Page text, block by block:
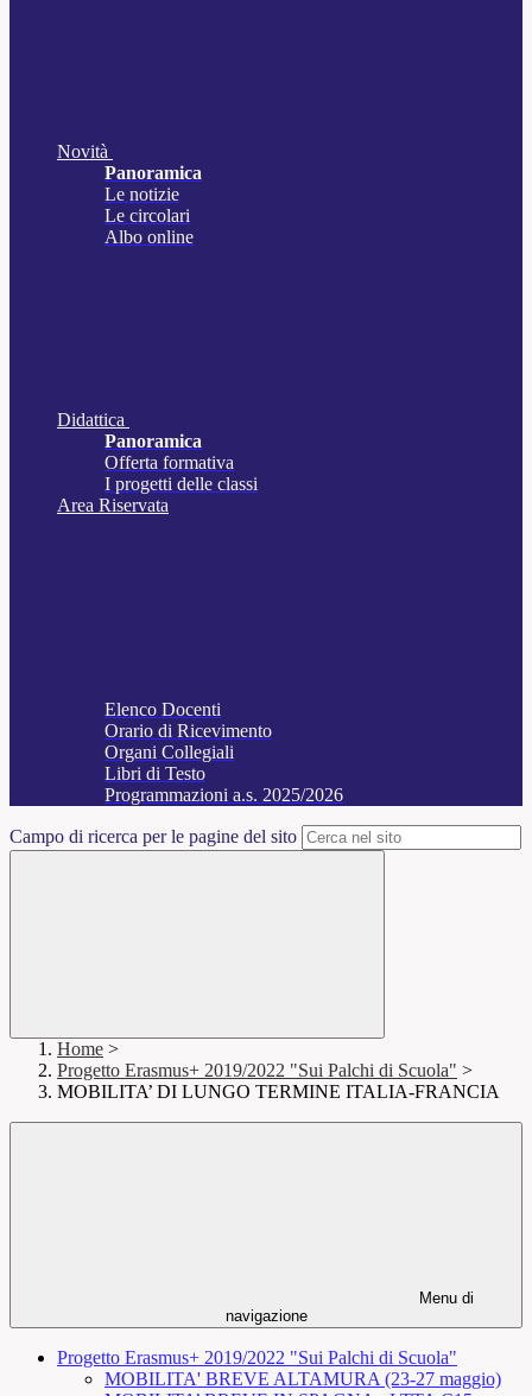
Novità
Panoramica
Le notizie
Le circolari
Albo online
Didattica
Panoramica
Offerta formativa
I progetti delle classi
Area Riservata
Elenco Docenti
Orario di Ricevimento
Organi Collegiali
Libri di Testo
Programmazioni a.s. 2025/2026
Campo di ricerca per le pagine del sito
Home >
Progetto Erasmus+ 2019/2022 "Sui Palchi di Scuola" >
MOBILITA’ DI LUNGO TERMINE ITALIA-FRANCIA
Menu di
navigazione
Progetto Erasmus+ 2019/2022 "Sui Palchi di Scuola"
MOBILITA' BREVE ALTAMURA (23-27 maggio)